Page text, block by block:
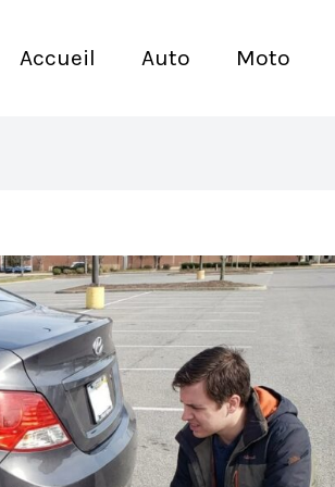
Accueil Auto Moto